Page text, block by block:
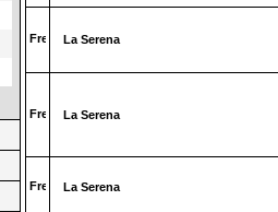
La Serena
La Serena
La Serena